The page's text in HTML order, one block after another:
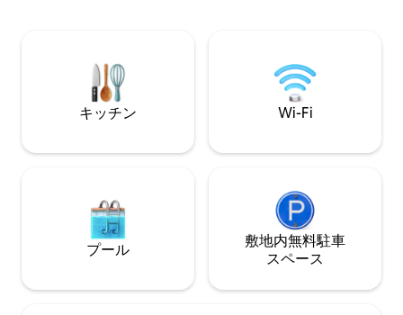
キッチン Wi-Fi
プール
敷地内無料駐⁠車
ス⁠ペ⁠ー⁠ス